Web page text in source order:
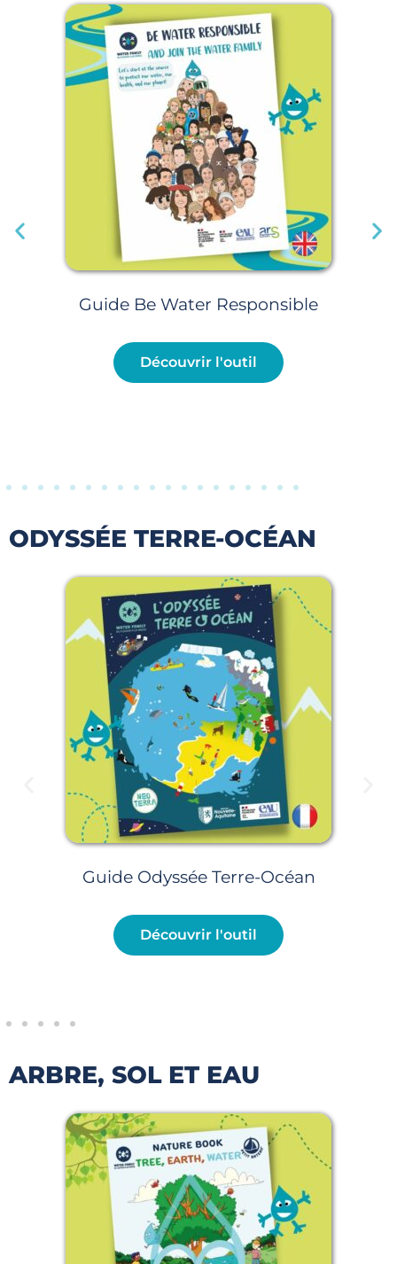
Guide Be Water Responsible
Découvrir l'outil
ODYSSÉE TERRE-OCÉAN
Guide Odyssée Terre-Océan
Découvrir l'outil
ARBRE, SOL ET EAU